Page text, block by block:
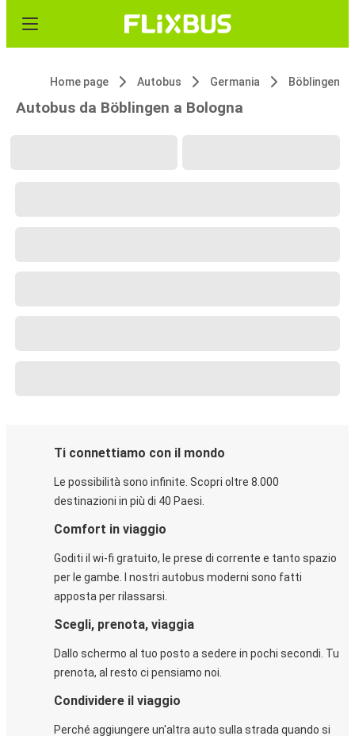
Home page Autobus Germania Böblingen
Autobus da Böblingen a Bologna
Ti connettiamo con il mondo
Le possibilità sono infinite. Scopri oltre 8.000
destinazioni in più di 40 Paesi.
Comfort in viaggio
Goditi il wi-fi gratuito, le prese di corrente e tanto spazio
per le gambe. I nostri autobus moderni sono fatti
apposta per rilassarsi.
Scegli, prenota, viaggia
Dallo schermo al tuo posto a sedere in pochi secondi. Tu
prenota, al resto ci pensiamo noi.
Condividere il viaggio
Perché aggiungere un'altra auto sulla strada quando si